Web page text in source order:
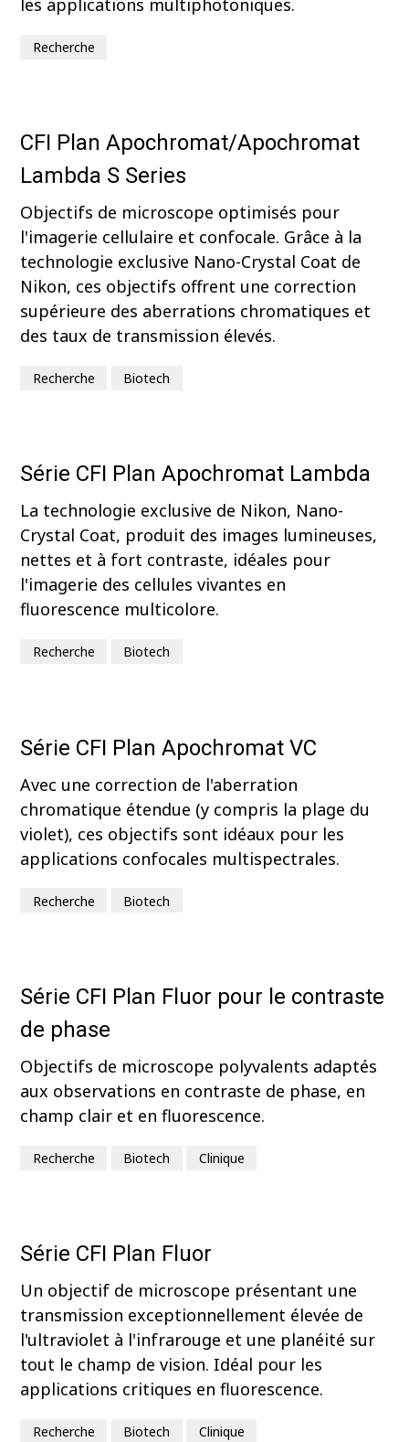
Recherche
CFI Plan Apochromat/Apochromat
Lambda S Series
Objectifs de microscope optimisés pour
l'imagerie cellulaire et confocale. Grâce à la
technologie exclusive Nano-Crystal Coat de
Nikon, ces objectifs offrent une correction
supérieure des aberrations chromatiques et
des taux de transmission élevés.
Recherche Biotech
Série CFI Plan Apochromat Lambda
La technologie exclusive de Nikon, Nano-
Crystal Coat, produit des images lumineuses,
nettes et à fort contraste, idéales pour
l'imagerie des cellules vivantes en
fluorescence multicolore.
Recherche Biotech
Série CFI Plan Apochromat VC
Avec une correction de l'aberration
chromatique étendue (y compris la plage du
violet), ces objectifs sont idéaux pour les
applications confocales multispectrales.
Recherche Biotech
Série CFI Plan Fluor pour le contraste
de phase
Objectifs de microscope polyvalents adaptés
aux observations en contraste de phase, en
champ clair et en fluorescence.
Recherche Biotech Clinique
Série CFI Plan Fluor
Un objectif de microscope présentant une
transmission exceptionnellement élevée de
l'ultraviolet à l'infrarouge et une planéité sur
tout le champ de vision. Idéal pour les
applications critiques en fluorescence.
Recherche Biotech Clinique